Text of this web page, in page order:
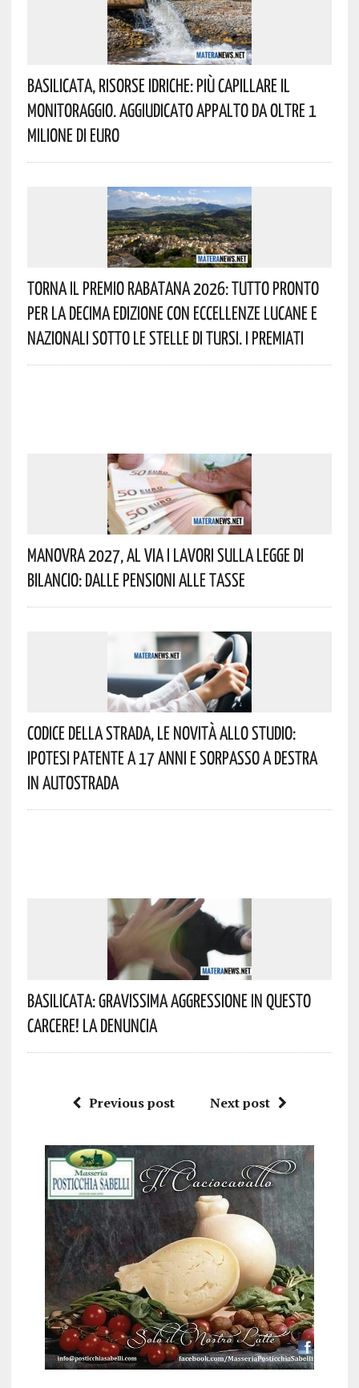
Basilicata, Risorse Idriche: Più Capillare Il
Monitoraggio. Aggiudicato Appalto Da Oltre 1
Milione Di Euro
Torna Il Premio Rabatana 2026: Tutto Pronto
Per La Decima Edizione Con Eccellenze Lucane E
Nazionali Sotto Le Stelle Di Tursi. I Premiati
Manovra 2027, Al Via I Lavori Sulla Legge Di
Bilancio: Dalle Pensioni Alle Tasse
Codice Della Strada, Le Novità Allo Studio:
Ipotesi Patente A 17 Anni E Sorpasso A Destra
In Autostrada
Basilicata: Gravissima Aggressione In Questo
Carcere! La Denuncia
Previous post Next post